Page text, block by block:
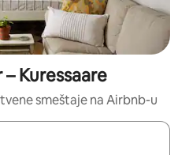
Kuressaare
smeštaje na Airbnb-u
da se krećete kroz njih